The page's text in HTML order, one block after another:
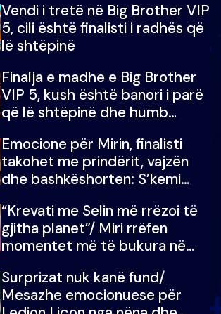
Vendi i tretë në Big Brother VIP
5, cili është finalisti i radhës që
lë shtëpinë
Finalja e madhe e Big Brother
VIP 5, kush është banori i parë
që lë shtëpinë dhe humb
çmimin e madh
Emocione për Mirin, finalisti
takohet me prindërit, vajzën
dhe bashkëshorten: S’kemi
“Krevati me Selin më rrëzoi të
gjitha planet”/ Miri rrëfen
momentet më të bukura në
mungojë zilja e mëngjesit kur…
Surprizat nuk kanë fund/
Mesazhe emocionuese për